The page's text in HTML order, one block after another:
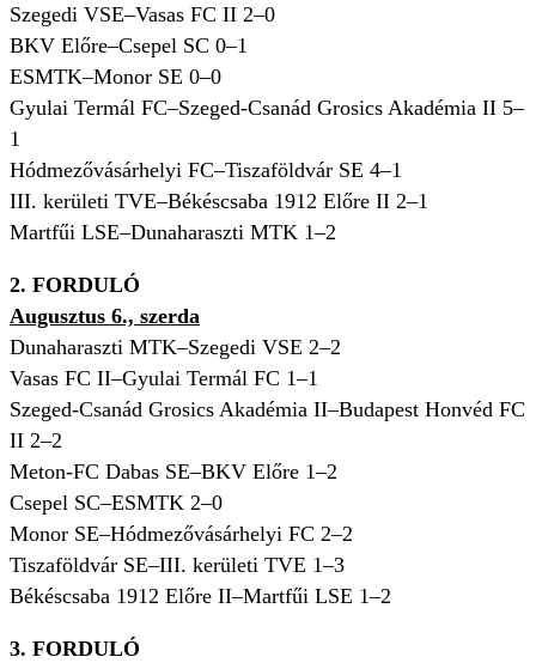
Szegedi VSE–Vasas FC II 2–0
BKV Előre–Csepel SC 0–1
ESMTK–Monor SE 0–0
Gyulai Termál FC–Szeged-Csanád Grosics Akadémia II 5–
1
Hódmezővásárhelyi FC–Tiszaföldvár SE 4–1
III. kerületi TVE–Békéscsaba 1912 Előre II 2–1
Martfűi LSE–Dunaharaszti MTK 1–2
2. FORDULÓ
Augusztus 6., szerda
Dunaharaszti MTK–Szegedi VSE 2–2
Vasas FC II–Gyulai Termál FC 1–1
Szeged-Csanád Grosics Akadémia II–Budapest Honvéd FC
II 2–2
Meton-FC Dabas SE–BKV Előre 1–2
Csepel SC–ESMTK 2–0
Monor SE–Hódmezővásárhelyi FC 2–2
Tiszaföldvár SE–III. kerületi TVE 1–3
Békéscsaba 1912 Előre II–Martfűi LSE 1–2
3. FORDULÓ